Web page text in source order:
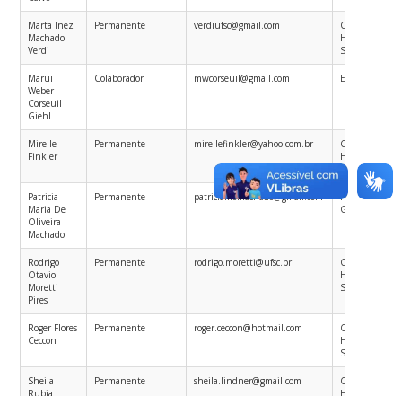
Marta Inez
Machado
Verdi
Permanente verdiufsc@gmail.com
Ciências
Humanas em
Saúde
Marui
Weber
Corseuil
Giehl
Colaborador mwcorseuil@gmail.com Epidemiologia
Mirelle
Finkler
Permanente mirellefinkler@yahoo.com.br
Ciências
Humanas em
Saúde
Patricia
Maria De
Oliveira
Machado
Permanente patriciamomachado@gmail.com
Planejamento
Gestão em
Rodrigo
Otavio
Moretti
Pires
Permanente rodrigo.moretti@ufsc.br
Ciências
Humanas em
Saúde
Roger Flores
Ceccon
Permanente roger.ceccon@hotmail.com
Ciências
Humanas em
Saúde
Sheila
Permanente sheila.lindner@gmail.com
Ciências